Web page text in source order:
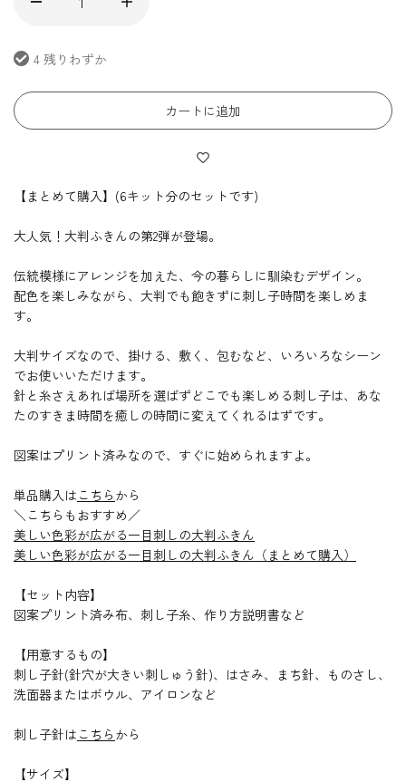
4 残りわずか
カートに追加
【まとめて購入】(6キット分のセットです)
大人気！大判ふきんの第2弾が登場。
伝統模様にアレンジを加えた、今の暮らしに馴染むデザイン。
配色を楽しみながら、大判でも飽きずに刺し子時間を楽しめま
す。
大判サイズなので、掛ける、敷く、包むなど、いろいろなシーン
でお使いいただけます。
針と糸さえあれば場所を選ばずどこでも楽しめる刺し子は、あな
たのすきま時間を癒しの時間に変えてくれるはずです。
図案はプリント済みなので、すぐに始められますよ。
単品購入は こちら から
＼こちらもおすすめ／
美しい色彩が広がる一目刺しの大判ふきん
美しい色彩が広がる一目刺しの大判ふきん（まとめて購入）
【セット内容】
図案プリント済み布、刺し子糸、作り方説明書など
【用意するもの】
刺し子針(針穴が大きい刺しゅう針)、はさみ、まち針、ものさし、
洗面器またはボウル、アイロンなど
刺し子針は こちら から
【サイズ】